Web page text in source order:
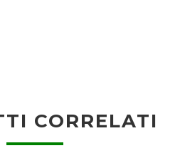
CORRELATI